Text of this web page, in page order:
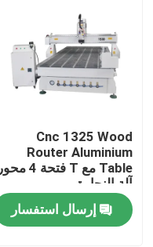
Cnc 1325 Wood
Router Aluminium
Table مع T فتحة 4 محور
آلة النجارة
إرسال استفسار